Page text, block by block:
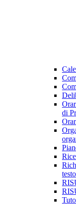
di
testo